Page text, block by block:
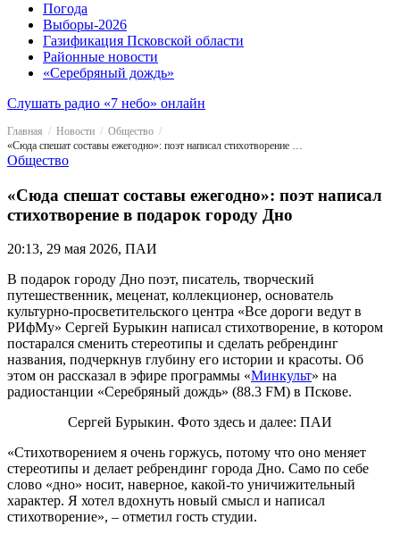
Погода
Выборы-2026
Газификация Псковской области
Районные новости
«Серебряный дождь»
Слушать радио «7 небо» онлайн
Главная Новости
Общество
«Сюда спешат составы ежегодно»: поэт написал стихотворение в подарок городу Дно
Общество
«Сюда спешат составы ежегодно»: поэт написал
стихотворение в подарок городу Дно
20:13, 29 мая 2026, ПАИ
В подарок городу Дно поэт, писатель, творческий
путешественник, меценат, коллекционер, основатель
культурно-просветительского центра «Все дороги ведут в
РИфМу» Сергей Бурыкин написал стихотворение, в котором
постарался сменить стереотипы и сделать ребрендинг
названия, подчеркнув глубину его истории и красоты. Об
этом он рассказал в эфире программы «Минкульт» на
радиостанции «Серебряный дождь» (88.3 FM) в Пскове.
Сергей Бурыкин. Фото здесь и далее: ПАИ
«Стихотворением я очень горжусь, потому что оно меняет
стереотипы и делает ребрендинг города Дно. Само по себе
слово «дно» носит, наверное, какой-то уничижительный
характер. Я хотел вдохнуть новый смысл и написал
стихотворение», – отметил гость студии.